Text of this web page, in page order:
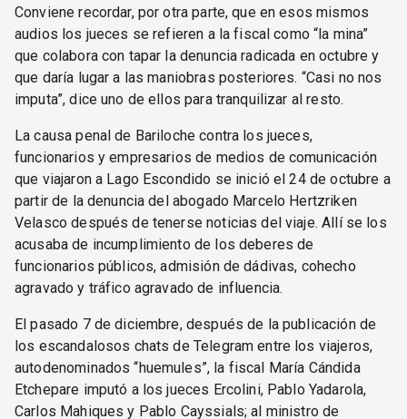
Conviene recordar, por otra parte, que en esos mismos
audios los jueces se refieren a la fiscal como “la mina”
que colabora con tapar la denuncia radicada en octubre y
que daría lugar a las maniobras posteriores. “Casi no nos
imputa”, dice uno de ellos para tranquilizar al resto.
La causa penal de Bariloche contra los jueces,
funcionarios y empresarios de medios de comunicación
que viajaron a Lago Escondido se inició el 24 de octubre a
partir de la denuncia del abogado Marcelo Hertzriken
Velasco después de tenerse noticias del viaje. Allí se los
acusaba de incumplimiento de los deberes de
funcionarios públicos, admisión de dádivas, cohecho
agravado y tráfico agravado de influencia.
El pasado 7 de diciembre, después de la publicación de
los escandalosos chats de Telegram entre los viajeros,
autodenominados “huemules”, la fiscal María Cándida
Etchepare imputó a los jueces Ercolini, Pablo Yadarola,
Carlos Mahiques y Pablo Cayssials; al ministro de